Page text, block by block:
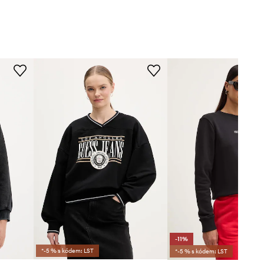
*-5 % s kódem: LST
-11%
*-5 % s kódem: LST